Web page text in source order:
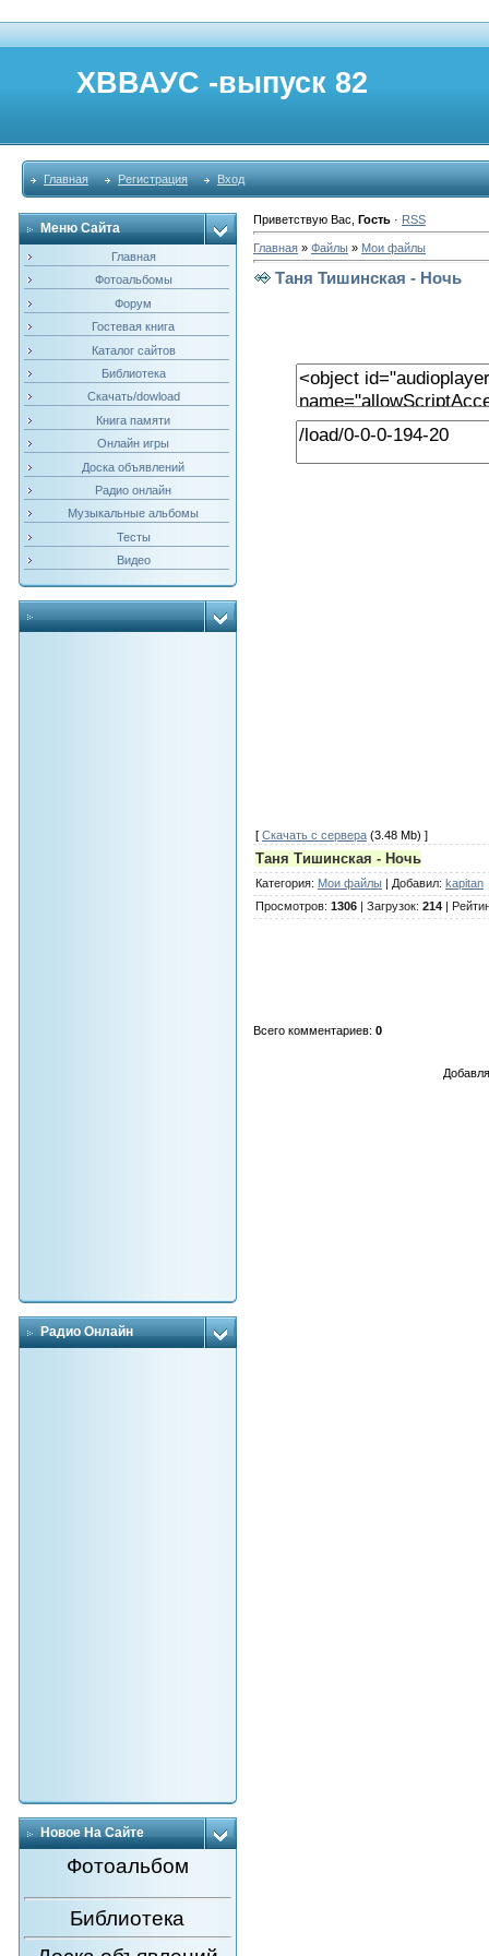
ХВВАУС -выпуск 82
Главная Регистрация Вход
Меню Сайта
Главная
Фотоальбомы
Форум
Гостевая книга
Каталог сайтов
Библиотека
Скачать/dowload
Книга памяти
Онлайн игры
Доска объявлений
Радио онлайн
Музыкальные альбомы
Тесты
Видео
Радио Онлайн
Новое На Сайте
Фотоальбом
Библиотека
Приветствую Вас Гость· RSS
Главная» Файлы» Мои файлы
Таня Тишинская - Ночь
[ Скачать с сервера(3.48 Mb) ]
Таня Тишинская - Ночь
Категория: Мои файлы| Добавил: kapitan
Просмотров: 1306| Загрузок: 214|
Всего комментариев: 0